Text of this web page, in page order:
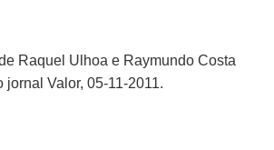
Raquel Ulhoa e Raymundo Costa
jornal Valor, 05-11-2011.